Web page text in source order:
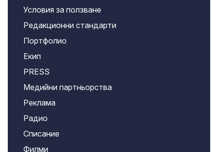
Условия за ползване
Редакционни стандарти
Портфолио
Екип
PRESS
Медийни партньорства
Реклама
Радио
Списание
Филми